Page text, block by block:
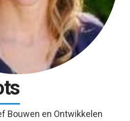
Bouwen en Ontwikkelen